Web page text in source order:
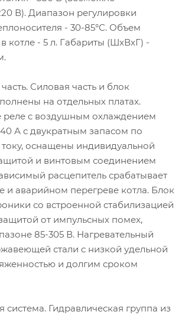
В). Диапазон регулировки
- 30-85°С. Объем
котле - 5 л. Габариты (ШхВхГ) -
Силовая часть и блок
на отдельных платах.
реле с воздушным охлаждением
А с двукратным запасом по
оснащены индивидуальной
и винтовым соединением
расцепитель срабатывает
и аварийном перегреве котла. Блок
со встроенной стабилизацией
от импульсных помех,
85-305 В. Нагревательный
стали с низкой удельной
и долгим сроком
система. Гидравлическая группа из